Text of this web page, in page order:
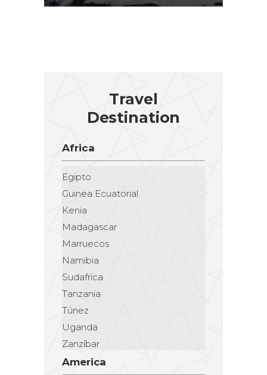
Travel
Destination
Africa
Egipto
Guinea Ecuatorial
Kenia
Madagascar
Marruecos
Namibia
Sudafrica
Tanzania
Túnez
Uganda
Zanzíbar
America